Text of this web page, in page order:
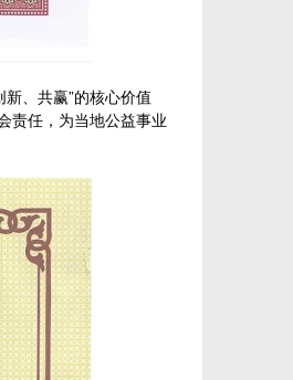
、共赢”的核心价值
责任，为当地公益事业